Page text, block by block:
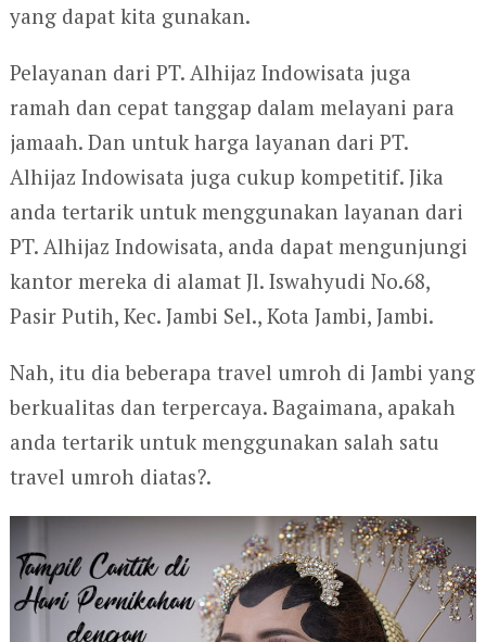
yang dapat kita gunakan.
Pelayanan dari PT. Alhijaz Indowisata juga
ramah dan cepat tanggap dalam melayani para
jamaah. Dan untuk harga layanan dari PT.
Alhijaz Indowisata juga cukup kompetitif. Jika
anda tertarik untuk menggunakan layanan dari
PT. Alhijaz Indowisata, anda dapat mengunjungi
kantor mereka di alamat Jl. Iswahyudi No.68,
Pasir Putih, Kec. Jambi Sel., Kota Jambi, Jambi.
Nah, itu dia beberapa travel umroh di Jambi yang
berkualitas dan terpercaya. Bagaimana, apakah
anda tertarik untuk menggunakan salah satu
travel umroh diatas?.